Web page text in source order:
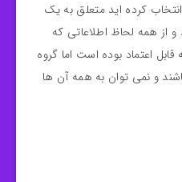
کرده اید متعلق به یک
از همه لحاظ اطلاعاتی که
اعتماد بوده است اما گروه
و نمی توان به همه آن ها